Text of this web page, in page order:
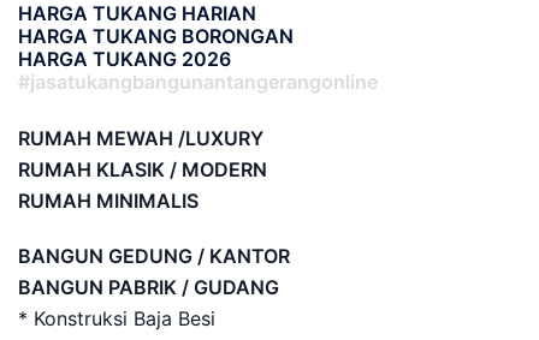
HARGA TUKANG HARIAN
HARGA TUKANG BORONGAN
HARGA TUKANG 2026
#jasatukangbangunantangerangonline
RUMAH MEWAH /LUXURY
RUMAH KLASIK / MODERN
RUMAH MINIMALIS
BANGUN GEDUNG / KANTOR
BANGUN PABRIK / GUDANG
* Konstruksi Baja Besi